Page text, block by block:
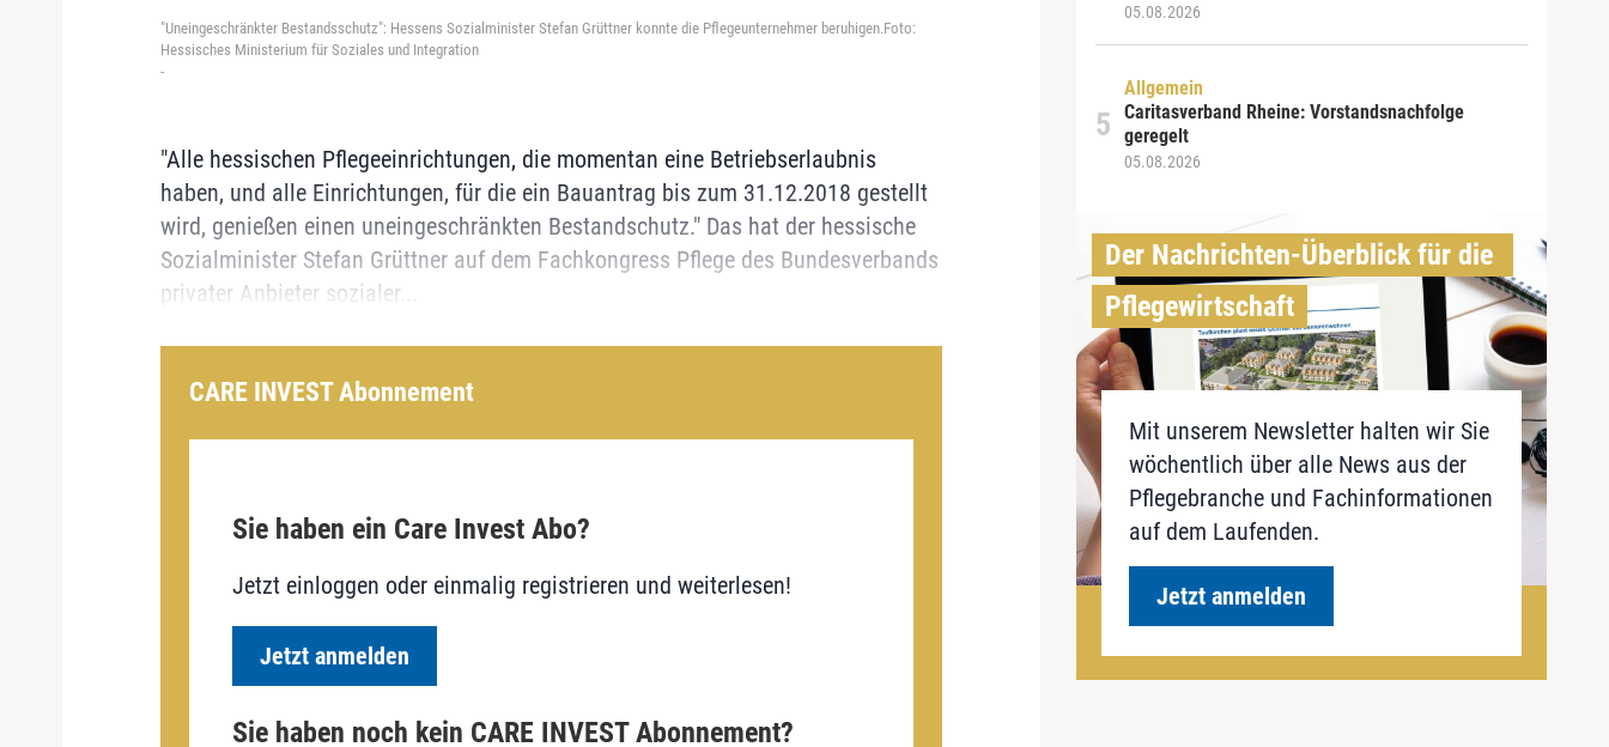
"Uneingeschränkter Bestandsschutz": Hessens Sozialminister Stefan Grüttner konnte die Pflegeunternehmer beruhigen.Foto:
Hessisches Ministerium für Soziales und Integration
-
"Alle hessischen Pflegeeinrichtungen, die momentan eine Betriebserlaubnis
haben, und alle Einrichtungen, für die ein Bauantrag bis zum 31.12.2018 gestellt
wird, genießen einen uneingeschränkten Bestandschutz." Das hat der hessische
Sozialminister Stefan Grüttner auf dem Fachkongress Pflege des Bundesverbands
privater Anbieter sozialer...
CARE INVEST Abonnement
Sie haben ein Care Invest Abo?
Jetzt einloggen oder einmalig registrieren und weiterlesen!
Jetzt anmelden
Sie haben noch kein CARE INVEST Abonnement?
05.08.2026
Allgemein
Caritasverband Rheine: Vorstandsnachfolge
geregelt
05.08.2026
Der Nachrichten-Überblick für die
Pflegewirtschaft
Mit unserem Newsletter halten wir Sie
wöchentlich über alle News aus der
Pflegebranche und Fachinformationen
auf dem Laufenden.
Jetzt anmelden